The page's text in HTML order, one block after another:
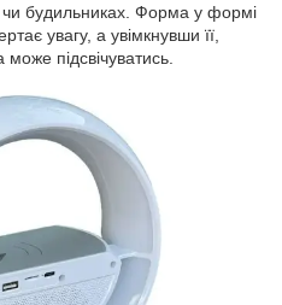
чи будильниках. Форма у формі
увагу, а увімкнувши її,
підсвічуватись.